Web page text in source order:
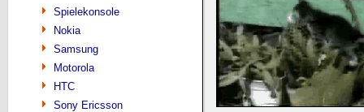
Spielekonsole
Nokia
Samsung
Motorola
HTC
Sony Ericsson